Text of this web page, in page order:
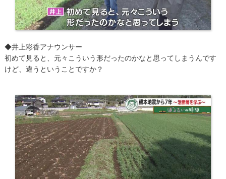
◆井上彩香アナウンサー
初めて見ると、元々こういう形だったのかなと思ってしまうんです
けど、違うということですか？